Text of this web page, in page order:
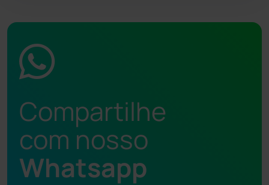
Compartilhe
com nosso
Whatsapp